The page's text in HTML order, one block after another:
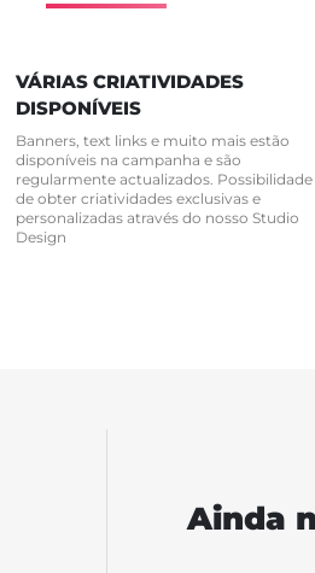
VÁRIAS CRIATIVIDADES
DISPONÍVEIS
Banners, text links e muito mais estão
disponíveis na campanha e são
regularmente actualizados. Possibilidade
de obter criatividades exclusivas e
personalizadas através do nosso Studio
Design
Ainda